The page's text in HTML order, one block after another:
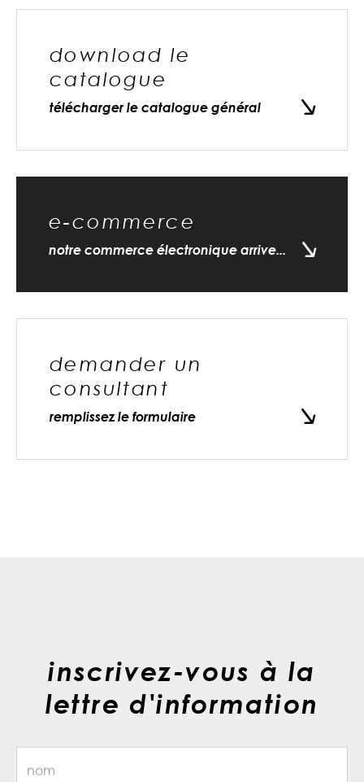
download le
catalogue
télécharger le catalogue général
e-commerce
notre commerce électronique arrive...
demander un
consultant
remplissez le formulaire
inscrivez-vous à la
lettre d'information